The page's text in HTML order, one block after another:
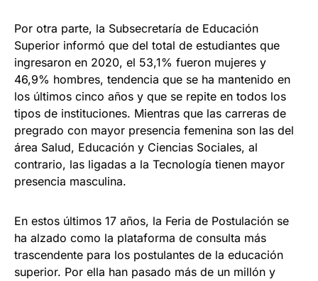
Por otra parte, la Subsecretaría de Educación
Superior informó que del total de estudiantes que
ingresaron en 2020, el 53,1% fueron mujeres y
46,9% hombres, tendencia que se ha mantenido en
los últimos cinco años y que se repite en todos los
tipos de instituciones. Mientras que las carreras de
pregrado con mayor presencia femenina son las del
área Salud, Educación y Ciencias Sociales, al
contrario, las ligadas a la Tecnología tienen mayor
presencia masculina.
En estos últimos 17 años, la Feria de Postulación se
ha alzado como la plataforma de consulta más
trascendente para los postulantes de la educación
superior. Por ella han pasado más de un millón y